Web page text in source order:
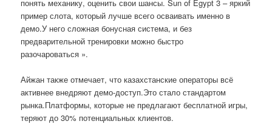
понять механику, оценить свои шансы. Sun of Egypt 3 – яркий
пример слота, который лучше всего осваивать именно в
демо.У него сложная бонусная система, и без
предварительной тренировки можно быстро
разочароваться ».
Айжан также отмечает, что казахстанские операторы всё
активнее внедряют демо-доступ.Это стало стандартом
рынка.Платформы, которые не предлагают бесплатной игры,
теряют до 30% потенциальных клиентов.